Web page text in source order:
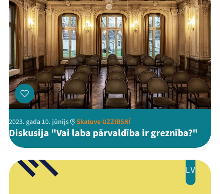
2023. gada 10. jūnijs Skatuve UZZIBSNĪ
Diskusija "Vai laba pārvaldība ir greznība?"
LV